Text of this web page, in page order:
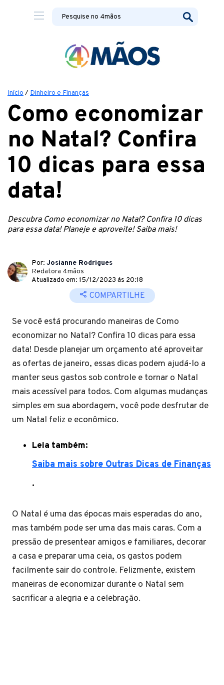
Início / Dinheiro e Finanças
Como economizar
no Natal? Confira
10 dicas para essa
data!
Descubra Como economizar no Natal? Confira 10 dicas
para essa data! Planeje e aproveite! Saiba mais!
Por: Josianne Rodrigues
Redatora 4mãos
Atualizado em: 15/12/2023 ás 20:18
COMPARTILHE
Se você está procurando maneiras de Como
economizar no Natal? Confira 10 dicas para essa
data! Desde planejar um orçamento até aproveitar
as ofertas de janeiro, essas dicas podem ajudá-lo a
manter seus gastos sob controle e tornar o Natal
mais acessível para todos. Com algumas mudanças
simples em sua abordagem, você pode desfrutar de
um Natal feliz e econômico.
Leia também:
Saiba mais sobre Outras Dicas de Finanças
.
O Natal é uma das épocas mais esperadas do ano,
mas também pode ser uma das mais caras. Com a
pressão de presentear amigos e familiares, decorar
a casa e preparar uma ceia, os gastos podem
facilmente sair do controle. Felizmente, existem
maneiras de economizar durante o Natal sem
sacrificar a alegria e a celebração.